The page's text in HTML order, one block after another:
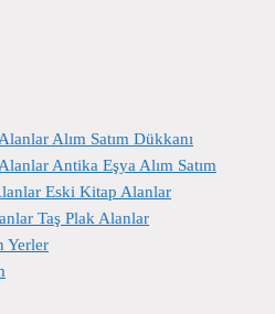
Alım Satım Dükkanı
Antika Eşya Alım Satım
Eski Kitap Alanlar
Taş Plak Alanlar
Yerler